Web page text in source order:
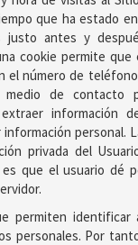
que ha estado
justo antes y
cookie permite que
el número de
de contacto
información
personal.
privada del
que el usuario dé
permiten identificar
personales. Por